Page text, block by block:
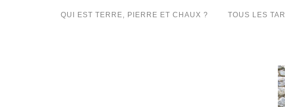
QUI EST TERRE, PIERRE ET CHAUX ? TOUS LES